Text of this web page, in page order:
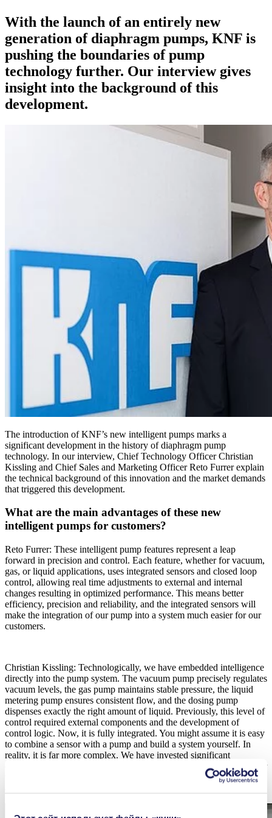
With the launch of an entirely new
generation of diaphragm pumps, KNF is
pushing the boundaries of pump
technology further. Our interview gives
insight into the background of this
development.
The introduction of KNF’s new intelligent pumps marks a
significant development in the history of diaphragm pump
technology. In our interview, Chief Technology Officer Christian
Kissling and Chief Sales and Marketing Officer Reto Furrer explain
the technical background of this innovation and the market demands
that triggered this development.
What are the main advantages of these new
intelligent pumps for customers?
Reto Furrer: These intelligent pump features represent a leap
forward in precision and control. Each feature, whether for vacuum,
gas, or liquid applications, uses integrated sensors and closed loop
control, allowing real time adjustments to external and internal
changes resulting in optimized performance. This means better
efficiency, precision and reliability, and the integrated sensors will
make the integration of our pump into a system much easier for our
customers.
Christian Kissling: Technologically, we have embedded intelligence
directly into the pump system. The vacuum pump precisely regulates
vacuum levels, the gas pump maintains stable pressure, the liquid
metering pump ensures consistent flow, and the dosing pump
dispenses exactly the right amount of liquid. Previously, this level of
control required external components and the development of
control logic. Now, it is fully integrated. You might assume it is easy
to combine a sensor with a pump and build a system yourself. In
reality, it is far more complex. We have invested significant
engineering efforts to ensure that the sensor and pump work together
with high precision and reliability, while also being space-saving